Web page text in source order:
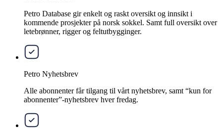
Petro Database gir enkelt og raskt oversikt og innsikt i
kommende prosjekter på norsk sokkel. Samt full oversikt over
letebrønner, rigger og feltutbygginger.
Petro Nyhetsbrev
Alle abonnenter får tilgang til vårt nyhetsbrev, samt “kun for
abonnenter”-nyhetsbrev hver fredag.